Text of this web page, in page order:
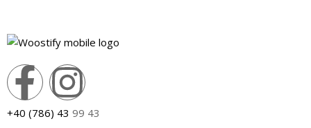
+40 (786) 43 99 43